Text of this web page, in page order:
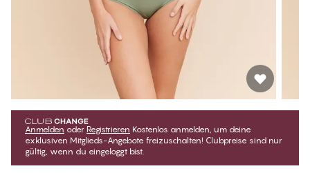
Anmelden oder Registrieren Kostenlos anmelden, um deine
exklusiven Mitglieds-Angebote freizuschalten! Clubpreise sind nur
gültig, wenn du eingeloggt bist.